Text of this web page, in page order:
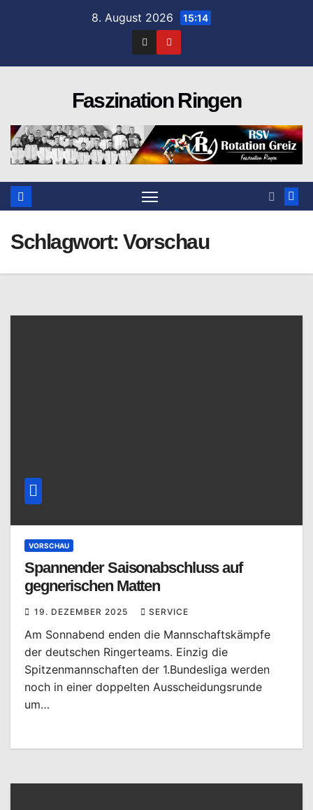
8. August 2026 15:14
Faszination Ringen
Schlagwort: Vorschau
VORSCHAU
Spannender Saisonabschluss auf
gegnerischen Matten
19. DEZEMBER 2025 SERVICE
Am Sonnabend enden die Mannschaftskämpfe
der deutschen Ringerteams. Einzig die
Spitzenmannschaften der 1.Bundesliga werden
noch in einer doppelten Ausscheidungsrunde
um…